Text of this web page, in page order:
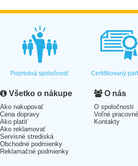
Popredná spoločnosť Certifikovaný
Všetko o nákupe
Ako nakupovať
Cena dopravy
Ako platiť
Ako reklamovať
Servisné strediská
Obchodné podmienky
Reklamačné podmienky
O nás
O spoločnosti
Voľné
Kontakty